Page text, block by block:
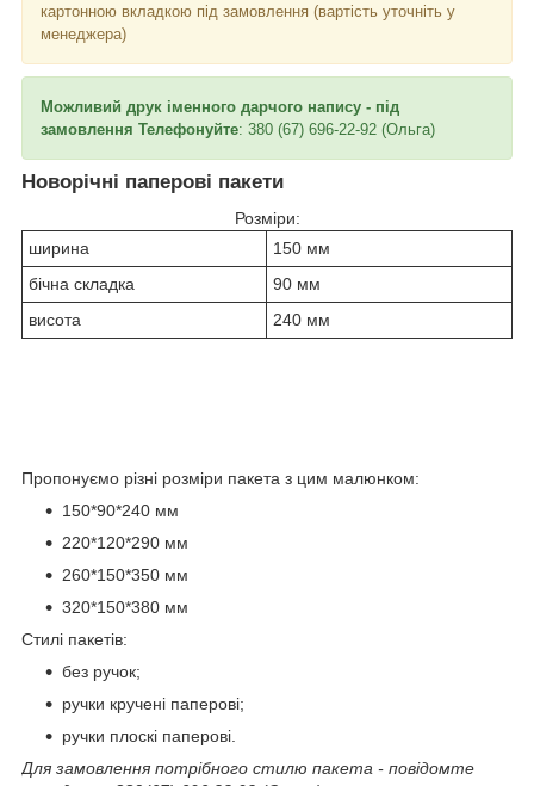
картонною вкладкою під замовлення (вартість уточніть у
менеджера)
Можливий друк іменного дарчого напису - під
замовлення Телефонуйте: 380 (67) 696-22-92 (Ольга)
Новорічні паперові пакети
Розміри:
ширина
150 мм
бічна складка
90 мм
висота
240 мм
Пропонуємо різні розміри пакета з цим малюнком:
150*90*240 мм
220*120*290 мм
260*150*350 мм
320*150*380 мм
Стилі пакетів:
без ручок;
ручки кручені паперові;
ручки плоскі паперові.
Для замовлення потрібного стилю пакета - повідомте